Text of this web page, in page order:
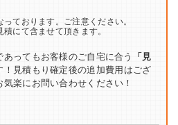
ております。ご注意ください。
にて含ませて頂きます。
ってもお客様のご自宅に合う
「見
！見積もり確定後の追加費用はござ
楽にお問い合わせください！